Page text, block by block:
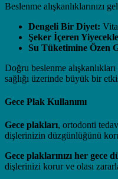
Beslenme alışkanlıklarınızı
Dengeli Bir Diyet:
Şeker İçeren
Su Tüketimine Özen
Doğru beslenme
sağlığı üzerinde büyük bir
Gece Plak Kullanımı
Gece plakları, ortodonti
dişlerinizin düzgünlüğünü
Gece plaklarınızı her gece
dişlerinizi korur ve olası